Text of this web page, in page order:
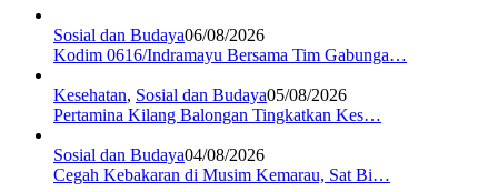
Sosial dan Budaya06/08/2026
Kodim 0616/Indramayu Bersama Tim Gabunga…
Kesehatan, Sosial dan Budaya05/08/2026
Pertamina Kilang Balongan Tingkatkan Kes…
Sosial dan Budaya04/08/2026
Cegah Kebakaran di Musim Kemarau, Sat Bi…